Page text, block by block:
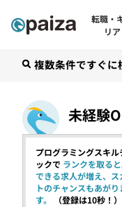
転職・
リア
求人
転職
複数条件ですぐに
未経験
プログラミングスキル
ックで ランクを取る
できる求人が増え、ス
トのチャンスもあがり
す。
（登録は10秒！）